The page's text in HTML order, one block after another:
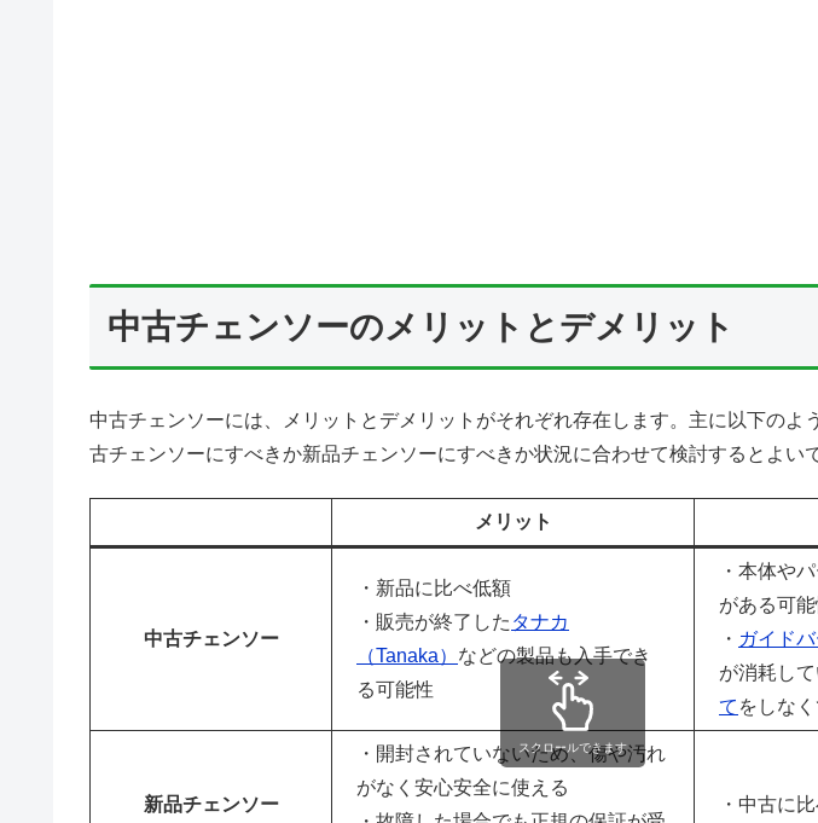
中古チェンソーのメリットとデメリット
中古チェンソーには、メリットとデメリットがそれぞれ存在します。主に以下のよ
古チェンソーにすべきか新品チェンソーにすべきか状況に合わせて検討するとよい
メリット
中古チェンソー
・新品に比べ低額
・販売が終了した タナカ
（Tanaka） などの製品も入手でき
る可能性
・本体や
がある可
・ ガイド
が消耗し
て をしな
新品チェンソー
・開封されていないため、傷や汚れ
がなく安心安全に使える
・中古に
スクロールできます